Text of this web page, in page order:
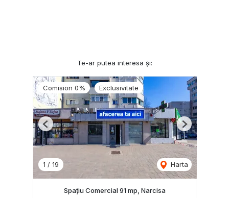
Te-ar putea interesa și:
Comision 0% Exclusivitate
1 / 19 Harta
Previous Next
Spațiu Comercial 91 mp, Narcisa